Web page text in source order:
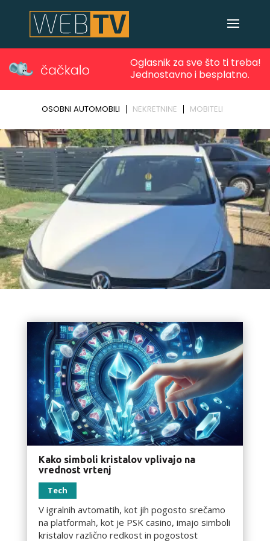
Kako simboli kristalov vplivajo na
vrednost vrtenj
Tech
V igralnih avtomatih, kot jih pogosto srečamo
na platformah, kot je PSK casino, imajo simboli
kristalov različno redkost in pogostost